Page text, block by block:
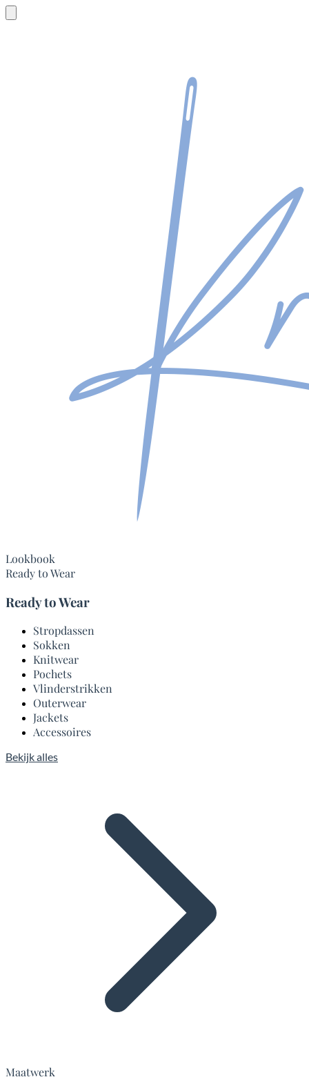
Lookbook
Ready to Wear
Ready to Wear
Stropdassen
Sokken
Knitwear
Pochets
Vlinderstrikken
Outerwear
Jackets
Accessoires
Bekijk alles
Maatwerk